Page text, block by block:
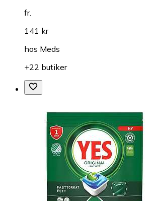
fr.
141 kr
hos Meds
+22 butiker